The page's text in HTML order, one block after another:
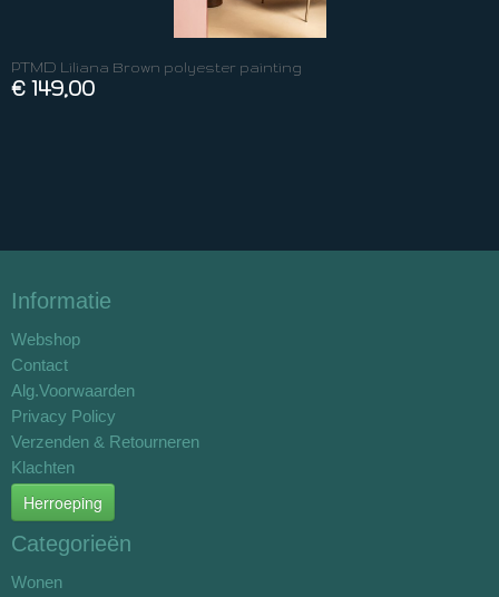
PTMD Liliana Brown polyester painting
€ 149,00
Informatie
Webshop
Contact
Alg.Voorwaarden
Privacy Policy
Verzenden & Retourneren
Klachten
Herroeping
Categorieën
Wonen